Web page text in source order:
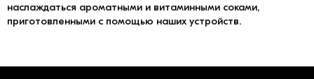
наслаждаться ароматными и витаминными соками,
приготовленными с помощью наших устройств.